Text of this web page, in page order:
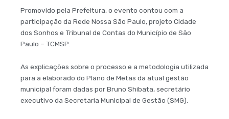
Promovido pela Prefeitura, o evento contou com a
participação da Rede Nossa São Paulo, projeto Cidade
dos Sonhos e Tribunal de Contas do Município de São
Paulo – TCMSP.
As explicações sobre o processo e a metodologia utilizada
para a elaborado do Plano de Metas da atual gestão
municipal foram dadas por Bruno Shibata, secretário
executivo da Secretaria Municipal de Gestão (SMG).